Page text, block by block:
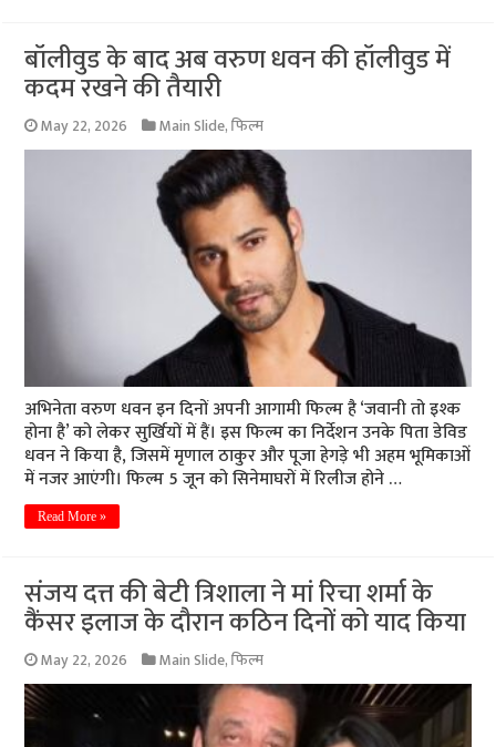
बॉलीवुड के बाद अब वरुण धवन की हॉलीवुड में
कदम रखने की तैयारी
May 22, 2026 Main Slide,फिल्म
अभिनेता वरुण धवन इन दिनों अपनी आगामी फिल्म है ‘जवानी तो इश्क
होना है’ को लेकर सुर्खियों में हैं। इस फिल्म का निर्देशन उनके पिता डेविड
धवन ने किया है, जिसमें मृणाल ठाकुर और पूजा हेगड़े भी अहम भूमिकाओं
में नजर आएंगी। फिल्म 5 जून को सिनेमाघरों में रिलीज होने …
Read More »
संजय दत्त की बेटी त्रिशाला ने मां रिचा शर्मा के
कैंसर इलाज के दौरान कठिन दिनों को याद किया
May 22, 2026 Main Slide,फिल्म